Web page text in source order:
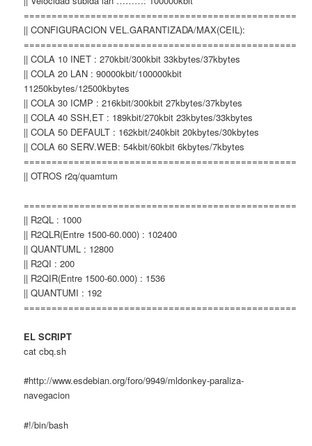
=================================================
|| CONFIGURACION VEL.GARANTIZADA/MAX(CEIL):
=================================================
|| COLA 10 INET : 270kbit/300kbit 33kbytes/37kbytes
|| COLA 20 LAN : 90000kbit/100000kbit
11250kbytes/12500kbytes
|| COLA 30 ICMP : 216kbit/300kbit 27kbytes/37kbytes
|| COLA 40 SSH,ET : 189kbit/270kbit 23kbytes/33kbytes
|| COLA 50 DEFAULT : 162kbit/240kbit 20kbytes/30kbytes
|| COLA 60 SERV.WEB: 54kbit/60kbit 6kbytes/7kbytes
=================================================
|| OTROS r2q/quamtum
=================================================
|| R2QL : 1000
|| R2QLR(Entre 1500-60.000) : 102400
|| QUANTUML : 12800
|| R2QI : 200
|| R2QIR(Entre 1500-60.000) : 1536
|| QUANTUMI : 192
=================================================
EL SCRIPT
cat cbq.sh
#http://www.esdebian.org/foro/9949/mldonkey-paraliza-
navegacion
#!/bin/bash